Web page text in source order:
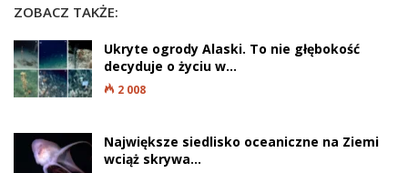
ZOBACZ TAKŻE:
Ukryte ogrody Alaski. To nie głębokość
decyduje o życiu w…
2 008
Największe siedlisko oceaniczne na Ziemi
wciąż skrywa…